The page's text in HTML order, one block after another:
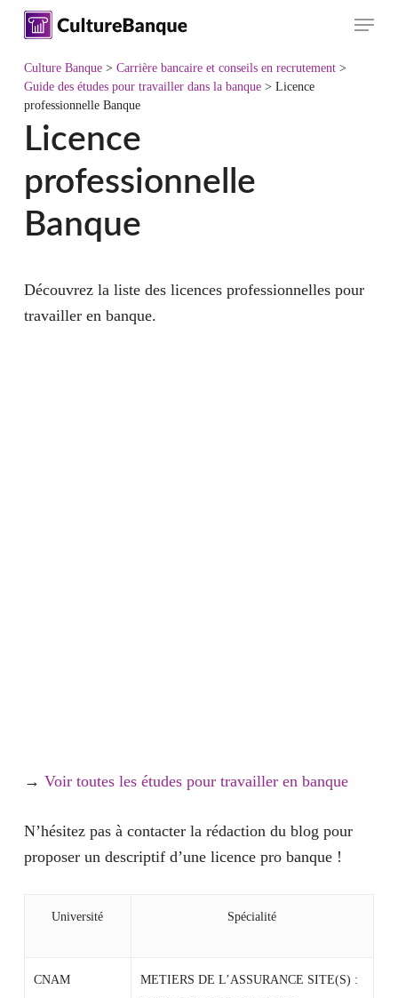
Skip
main
content
Menu
Culture Banque> Carrière bancaire et conseils en recrutement>
Guide des études pour travailler dans la banque> Licence
professionnelle Banque
Licence
professionnelle
Banque
Découvrez la liste des licences professionnelles pour
travailler en banque.
→ Voir toutes les études pour travailler en banque
N’hésitez pas à contacter la rédaction du blog pour
proposer un descriptif d’une licence pro banque !
Université Spécialité
CNAM
METIERS DE L’ASSURANCE SITE(S) :